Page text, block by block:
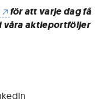
för att varje dag få
våra aktieportföljer